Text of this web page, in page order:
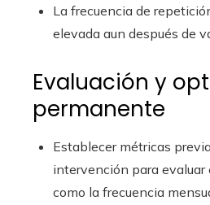
La frecuencia de
elevada aun después de
Evaluación y
permanente
Establecer métricas
intervención para evaluar
como la frecuencia